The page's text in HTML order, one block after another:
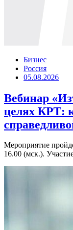
Бизнес
Россия
05.08.2026
Вебинар
целях КРТ:
Мероприятие
16.00 (мск.).